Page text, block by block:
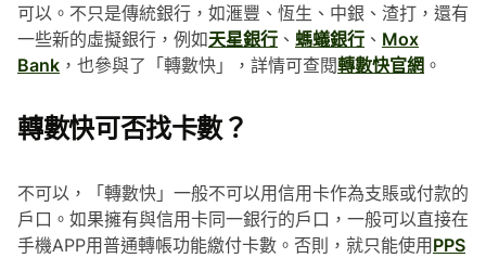
可以。不只是傳統銀行，如滙豐、恆生、中銀、渣打，還有
一些新的虛擬銀行，例如天星銀行 、 螞蟻銀行 、 Mox
Bank ，也參與了「轉數快」，詳情可查閱轉數快官網 。
轉數快可否找卡數？
不可以，「轉數快」一般不可以用信用卡作為支賬或付款的
戶口。如果擁有與信用卡同一銀行的戶口，一般可以直接在
手機APP用普通轉帳功能繳付卡數。否則，就只能使用PPS